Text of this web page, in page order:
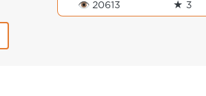
👁 20613 ★ 3